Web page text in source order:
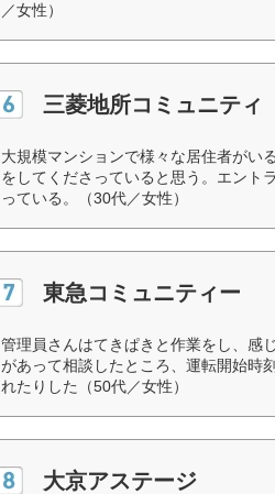
／女性）
三菱地所コミュニティ
大規模マンションで様々な居住者がい
をしてくださっていると思う。エント
っている。（30代／女性）
東急コミュニティー
管理員さんはてきぱきと作業をし、感
があって相談したところ、運転開始時
れたりした（50代／女性）
大京アステージ